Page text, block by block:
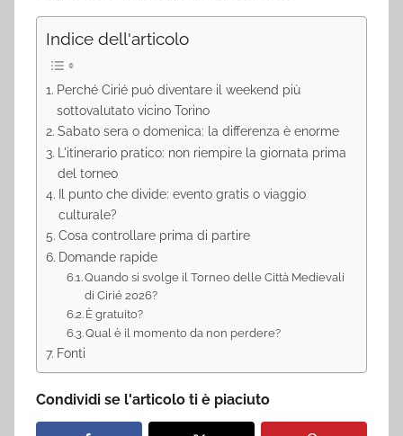
Indice dell'articolo
Perché Cirié può diventare il weekend più
sottovalutato vicino Torino
Sabato sera o domenica: la differenza è enorme
L'itinerario pratico: non riempire la giornata prima
del torneo
Il punto che divide: evento gratis o viaggio
culturale?
Cosa controllare prima di partire
Domande rapide
Quando si svolge il Torneo delle Città Medievali
di Cirié 2026?
È gratuito?
Qual è il momento da non perdere?
Fonti
Condividi se l'articolo ti è piaciuto